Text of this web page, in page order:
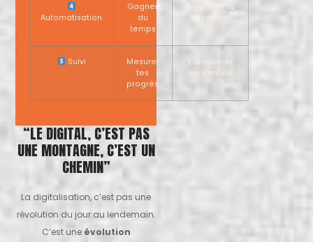
Automatisation
Gagner
du
temps
Simplifier ta
gestion
Suivi
Mesurer
tes
progrès
T’améliorer
en continu
“LE DIGITAL, C’EST PAS
UNE MONTAGNE, C’EST UN
CHEMIN”
La digitalisation, c’est pas une
révolution du jour au lendemain.
C’est une évolution